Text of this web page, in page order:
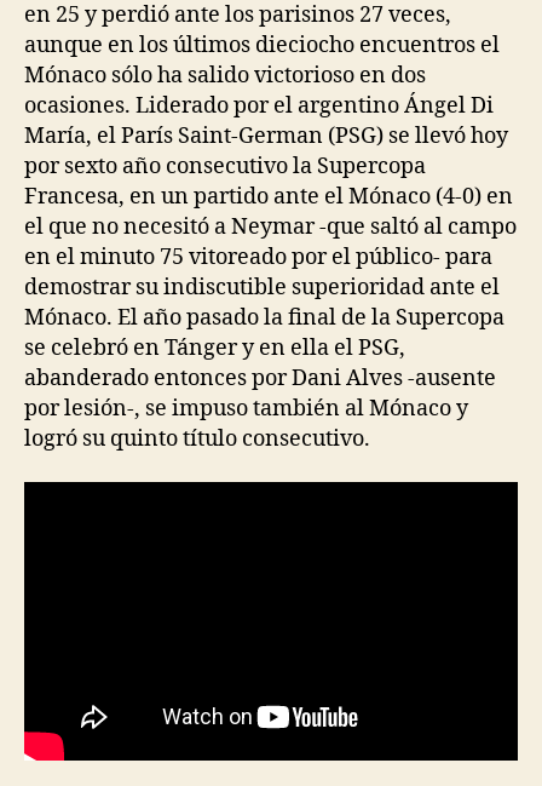
en 25 y perdió ante los parisinos 27 veces,
aunque en los últimos dieciocho encuentros el
Mónaco sólo ha salido victorioso en dos
ocasiones. Liderado por el argentino Ángel Di
María, el París Saint-German (PSG) se llevó hoy
por sexto año consecutivo la Supercopa
Francesa, en un partido ante el Mónaco (4-0) en
el que no necesitó a Neymar -que saltó al campo
en el minuto 75 vitoreado por el público- para
demostrar su indiscutible superioridad ante el
Mónaco. El año pasado la final de la Supercopa
se celebró en Tánger y en ella el PSG,
abanderado entonces por Dani Alves -ausente
por lesión-, se impuso también al Mónaco y
logró su quinto título consecutivo.